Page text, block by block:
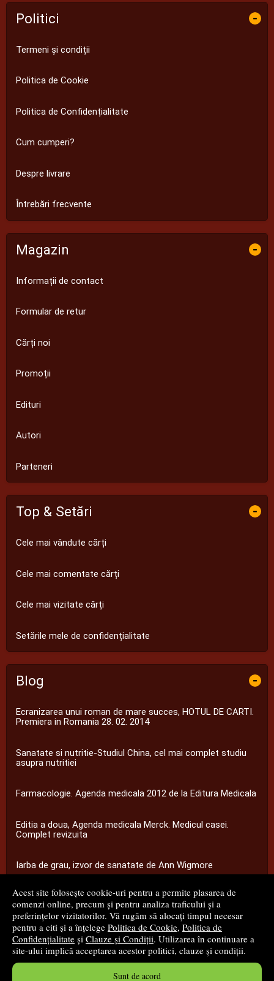
Acest site folosește cookie-uri pentru a permite plasarea de
comenzi online, precum și pentru analiza traficului și a
preferințelor vizitatorilor. Vă rugăm să alocați timpul necesar
pentru a citi și a înțelege Politica de Cookie, Politica de
Confidențialitate și Clauze și Condiții. Utilizarea în continuare a
site-ului implică acceptarea acestor politici, clauze și condiții.
Sunt de acord
Politici -
Termeni și condiții
Politica de Cookie
Politica de Confidențialitate
Cum cumperi?
Despre livrare
Întrebări frecvente
Magazin -
Informații de contact
Formular de retur
Cărți noi
Promoții
Edituri
Autori
Parteneri
Top & Setări -
Cele mai vândute cărți
Cele mai comentate cărți
Cele mai vizitate cărți
Setările mele de confidențialitate
Blog -
Ecranizarea unui roman de mare succes, HOTUL DE CARTI.
Premiera in Romania 28. 02. 2014
Sanatate si nutritie-Studiul China, cel mai complet studiu
asupra nutritiei
Farmacologie. Agenda medicala 2012 de la Editura Medicala
Editia a doua, Agenda medicala Merck. Medicul casei.
Complet revizuita
Iarba de grau, izvor de sanatate de Ann Wigmore
...toate știrile
© 2008 - 2026S.C. M.G. Net Distribution S.R.L.
Magazin onlinecreat deVital Soft